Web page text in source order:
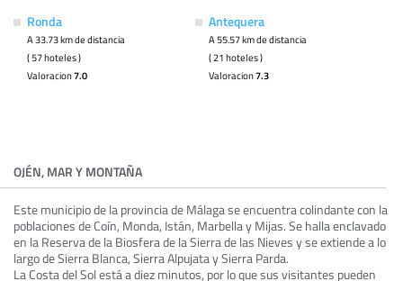
Ronda
A 33.73 km de distancia
( 57 hoteles )
Valoracion7.0
Antequera
A 55.57 km de distancia
( 21 hoteles )
Valoracion7.3
OJÉN, MAR Y MONTAÑA
Este municipio de la provincia de Málaga se encuentra colindante con la
poblaciones de Coín, Monda, Istán, Marbella y Mijas. Se halla enclavado
en la Reserva de la Biosfera de la Sierra de las Nieves y se extiende a lo
largo de Sierra Blanca, Sierra Alpujata y Sierra Parda.
La Costa del Sol está a diez minutos, por lo que sus visitantes pueden